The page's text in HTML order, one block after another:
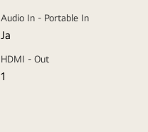
Audio In - Portable In
Ja
HDMI - Out
1